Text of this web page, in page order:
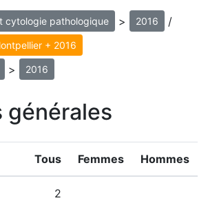
cytologie pathologique > 2016 /
+ 2016
> 2016
générales
Tous Femmes Hommes
2